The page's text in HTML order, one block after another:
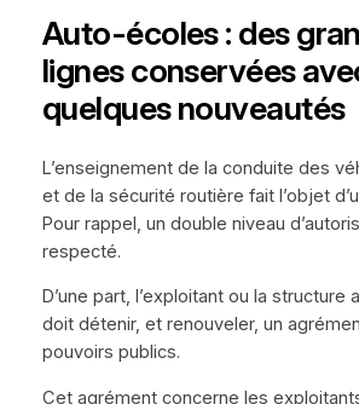
Auto-écoles : des
lignes conservées
quelques nouveautés
L’enseignement de la conduite des
et de la sécurité routière fait l’objet
Pour rappel, un double niveau
respecté.
D’une part, l’exploitant ou la structure
doit détenir, et renouveler, un
pouvoirs publics.
Cet agrément concerne les